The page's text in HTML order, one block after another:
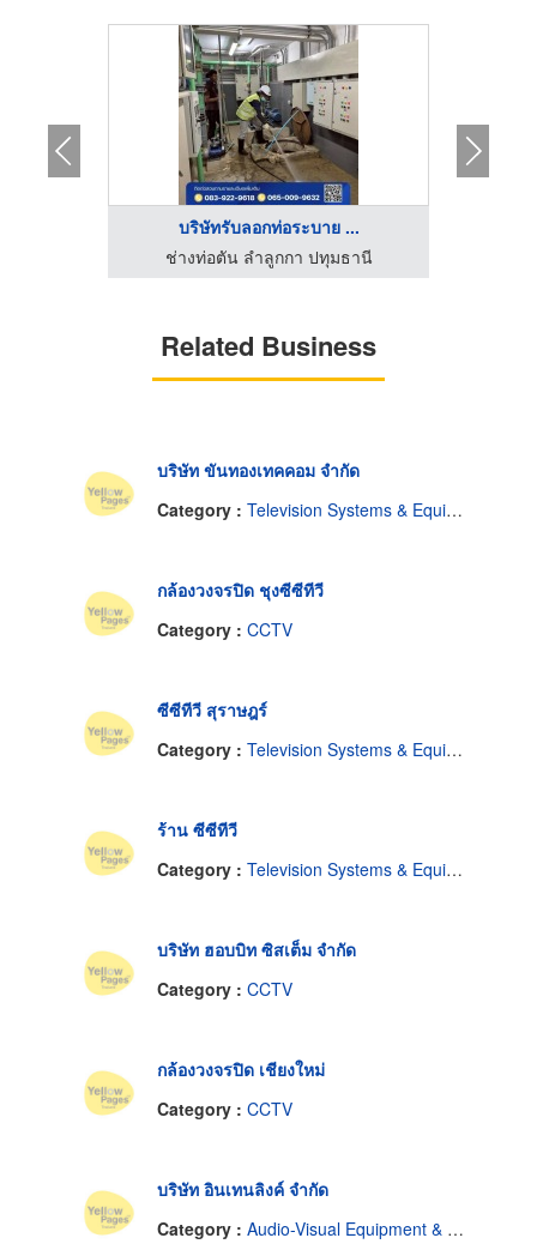
บริษัทรับลอกท่อระบาย ...
ช่างท่อตัน ลำลูกกา ปทุมธานี
Related Business
บริษัท ขันทองเทคคอม จำกัด
Category : Television Systems & Equipment-Closed Circuit
กล้องวงจรปิด ชุงซีซีทีวี
Category : CCTV
ซีซีทีวี สุราษฎร์
Category : Television Systems & Equipment-Closed Circuit
ร้าน ซีซีทีวี
Category : Television Systems & Equipment-Closed Circuit
บริษัท ฮอบบิท ซิสเต็ม จำกัด
Category : CCTV
กล้องวงจรปิด เชียงใหม่
Category : CCTV
บริษัท อินเทนลิงค์ จำกัด
Category : Audio-Visual Equipment & Supplies